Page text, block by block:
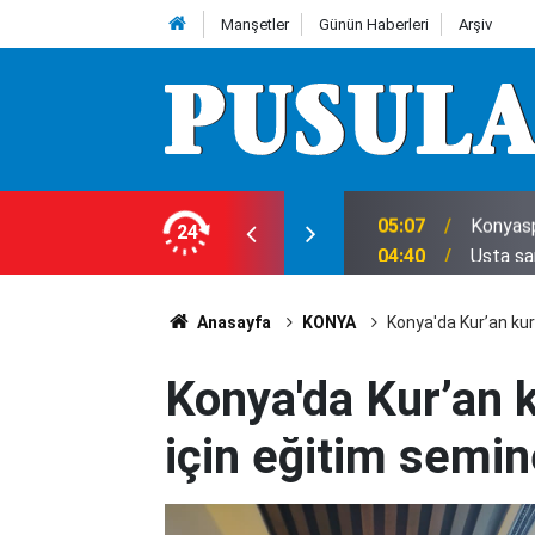
Manşetler Günün Haberleri Arşiv
24 04:40 Usta
Anasayfa KONYA Konya'da Kur’an
Konya'da
için eğitim